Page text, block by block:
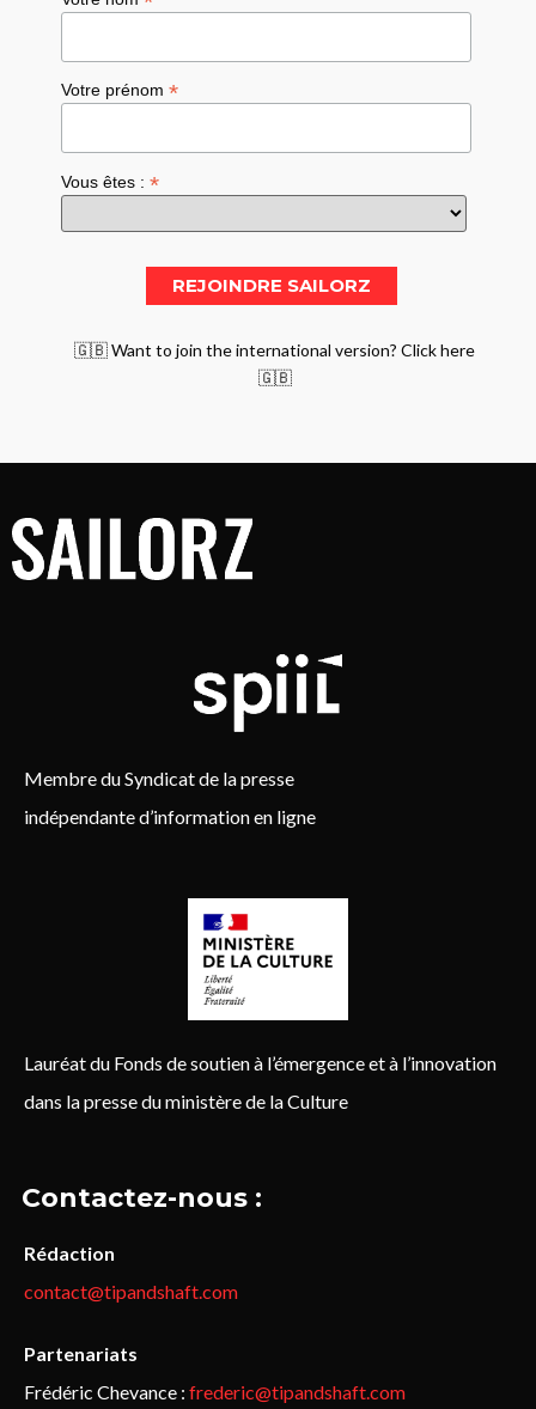
Votre prénom*
Vous êtes :*
🇬🇧 Want to join the international version? Click here
🇬🇧
Membre du Syndicat de la presse
indépendante d’information en ligne
Lauréat du Fonds de soutien à l’émergence et à l’innovation
dans la presse du ministère de la Culture
Contactez-nous :
Rédaction
contact@tipandshaft.com
Partenariats
Frédéric Chevance : frederic@tipandshaft.com